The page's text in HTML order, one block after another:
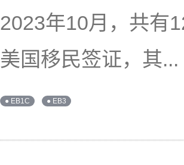
2023年10月，共有
美国移民签证，其...
● EB1C ● EB3